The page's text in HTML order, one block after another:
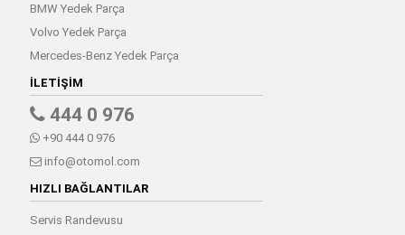
BMW Yedek Parça
Volvo Yedek Parça
Mercedes-Benz Yedek Parça
İLETIŞIM
444 0 976
+90 444 0 976
info@otomol.com
HIZLI BAĞLANTILAR
Servis Randevusu